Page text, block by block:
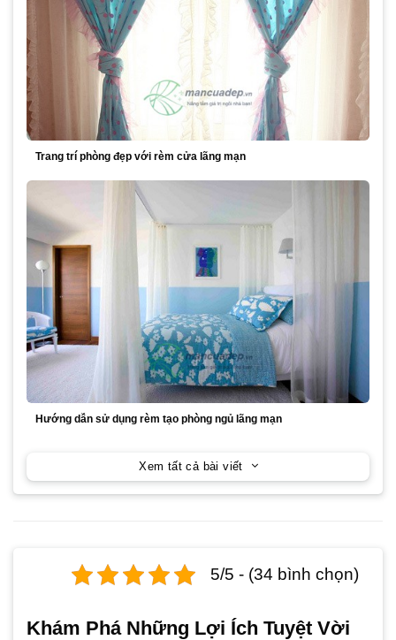
5/5 - (34 bình chọn)
Khám Phá Những Lợi Ích Tuyệt Vời
Trang trí phòng đẹp với rèm cửa lãng mạn
Hướng dẫn sử dụng rèm tạo phòng ngủ lãng mạn
Xem tất cả bài viết